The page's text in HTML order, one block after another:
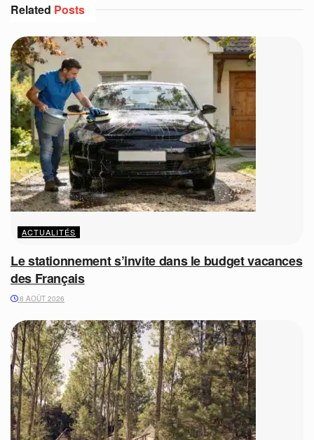
Related Posts
ACTUALITÉS
Le stationnement s’invite dans le budget vacances
des Français
8 AOÛT 2026